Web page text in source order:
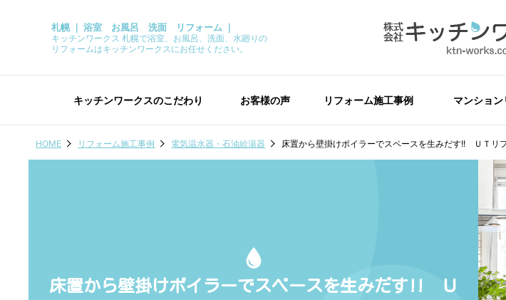
札幌 ｜ 浴室 お風呂 洗面 リフォーム ｜
キッチンワークス 札幌で浴室、お風呂、洗面、水廻りの
リフォームはキッチンワークスにお任せください。
キッチンワークスのこだわり お客様の声 リフォーム施工事例 マンショ
HOME リフォーム施工事例 電気温水器・石油給湯器 床置から壁掛けボイラーでスペースを生みだす!! ＵＴリ
床置から壁掛けボイラーでスペースを生みだす!! Ｕ